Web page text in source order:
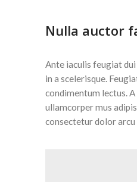
Nulla auctor
Ante iaculis feugiat
in a scelerisque.
condimentum lectus.
ullamcorper mus
consectetur dolor arcu